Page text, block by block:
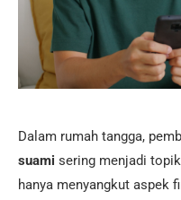
Dalam rumah tangga,
suami sering menjadi
hanya menyangkut aspek